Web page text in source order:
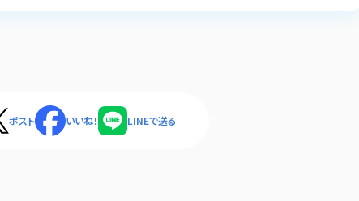
ポスト いいね！ LINEで送る